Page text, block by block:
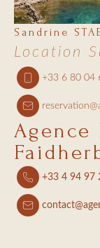
Sandrine
Location
+33 6 80 04
+33 4 94 97